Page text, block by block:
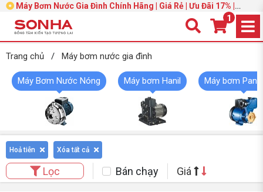
Máy Bơm Nước Gia Đình Chính Hãng | Giá Rẻ | Ưu Đãi 17% |
1
Trang chủ / Máy bơm nước gia đình
Máy Bơm Nước Nóng Máy bơm Hanil Máy bơm
Hoả tiễn Xóa tất cả
Lọc Bán chạy Giá